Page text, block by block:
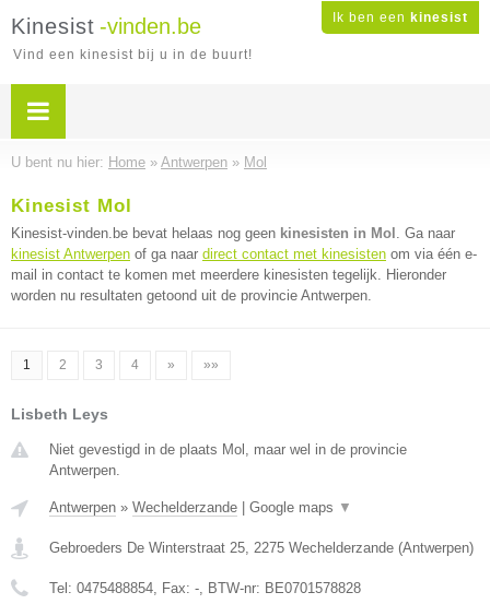
Ik ben een kinesist
Kinesist -vinden.be
Vind een kinesist bij u in de buurt!
U bent nu hier: Home » Antwerpen » Mol
Kinesist Mol
Kinesist-vinden.be bevat helaas nog geen kinesisten in Mol . Ga naar
kinesist Antwerpen of ga naar direct contact met kinesisten om via één e-
mail in contact te komen met meerdere kinesisten tegelijk. Hieronder
worden nu resultaten getoond uit de provincie Antwerpen.
1 2 3 4 » »»
Lisbeth Leys
Niet gevestigd in de plaats Mol, maar wel in de provincie
Antwerpen.
Antwerpen » Wechelderzande Google maps ▼
Gebroeders De Winterstraat 25, 2275 Wechelderzande (Antwerpen)
Tel: 0475488854, Fax: -, BTW-nr: BE0701578828